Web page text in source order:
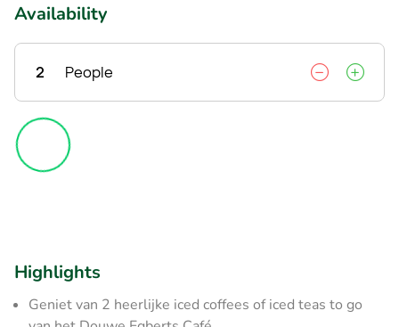
Availability
2 People
Highlights
Geniet van 2 heerlijke iced coffees of iced teas to go